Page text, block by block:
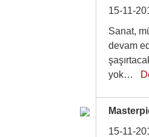
15-11-
Sanat,
devam
yok…
15-11-